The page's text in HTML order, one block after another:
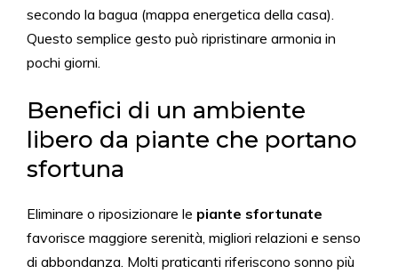
secondo la bagua (mappa energetica della casa).
Questo semplice gesto può ripristinare armonia in
pochi giorni.
Benefici di un ambiente
libero da piante che portano
sfortuna
Eliminare o riposizionare le piante sfortunate
favorisce maggiore serenità, migliori relazioni e senso
di abbondanza. Molti praticanti riferiscono sonno più